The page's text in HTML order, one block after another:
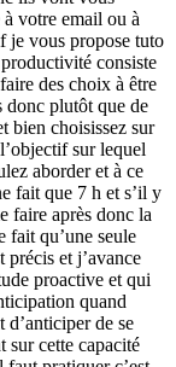
votre email ou à
je vous propose tuto
consiste
des choix à être
donc plutôt que de
bien choisissez sur
sur lequel
aborder et à ce
fait que 7 h et s’il y
faire après donc la
fait qu’une seule
et j’avance
proactive et qui
quand
d’anticiper de se
sur cette capacité